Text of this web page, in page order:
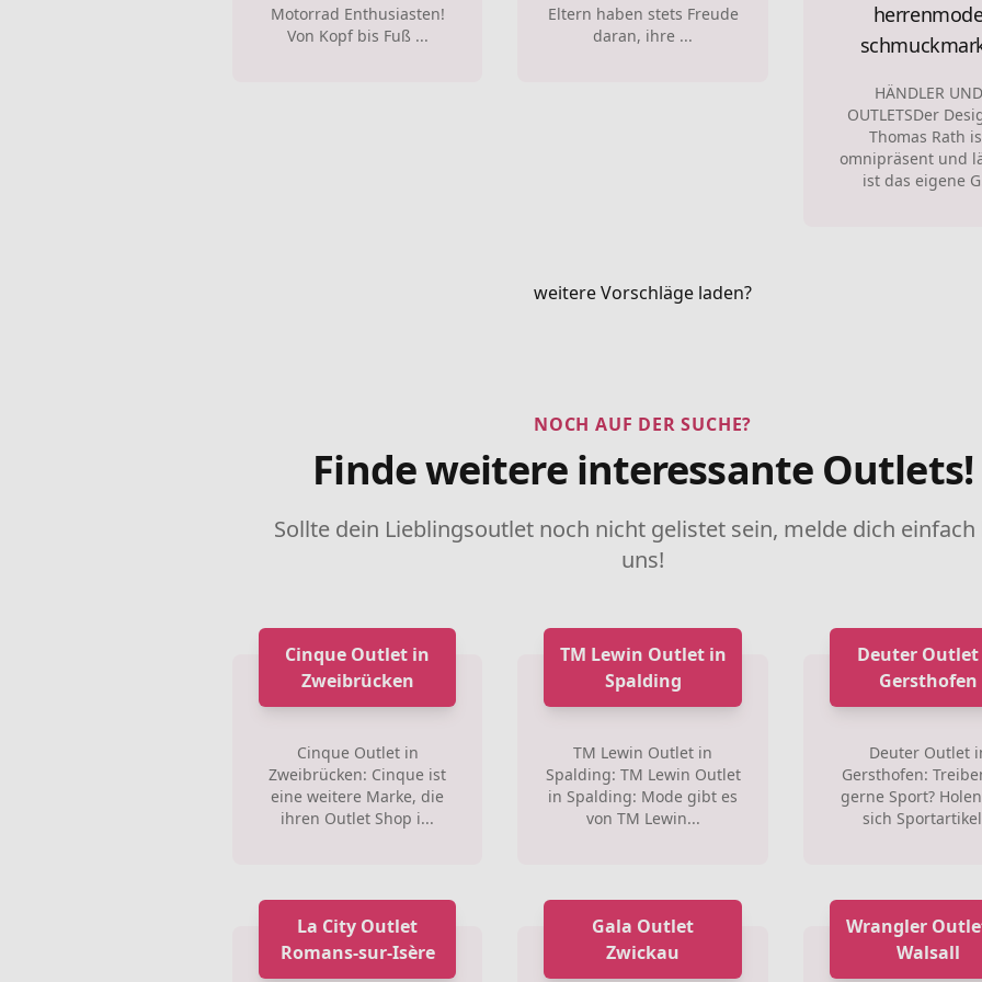
Motorrad Enthusiasten!
Von Kopf bis Fuß ...
Eltern haben stets Freude
daran, ihre ...
HÄNDLER UND
OUTLETSDer
Thomas Rath
omnipräsent und
ist das eigene
weitere Vorschläge laden?
NOCH AUF DER SUCHE?
Finde weitere interessante Outlets!
Sollte dein Lieblingsoutlet noch nicht gelistet sein, melde dich einfach
uns!
Cinque Outlet in
Zweibrücken
Cinque Outlet in
Zweibrücken: Cinque ist
eine weitere Marke, die
ihren Outlet Shop i...
TM Lewin Outlet in
Spalding
TM Lewin Outlet in
Spalding: TM Lewin Outlet
in Spalding: Mode gibt es
von TM Lewin...
Deuter
Gersthofen
Deuter Outlet
Gersthofen:
gerne Sport?
sich
La City Outlet
Romans-sur-Isère
Gala Outlet
Zwickau
Wrangler
Walsall